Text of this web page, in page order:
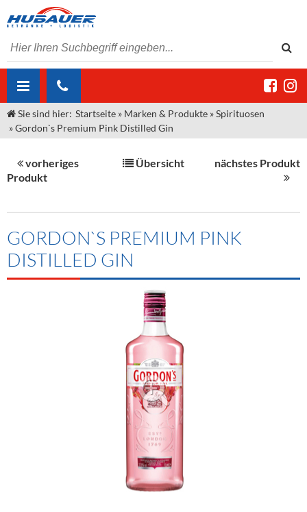
ÜBER UNS
Unser Liefergebiet
Kontakt
Angebote Gastronomie & Großhandel
Neuigkeiten
Termine
MARKEN & PRODUKTE
Sirup
Spirituosen
Hygieneartikel & Desinfektion
Kommisionskauf & Lieferbedingungen
Fremddienstleistungen
Sie sind hier: Startseite » Marken & Produkte »Spirituosen
»Gordon`s Premium Pink Distilled Gin
vorheriges
Produkt
Übersicht nächstes Produkt
GORDON`S PREMIUM PINK
DISTILLED GIN